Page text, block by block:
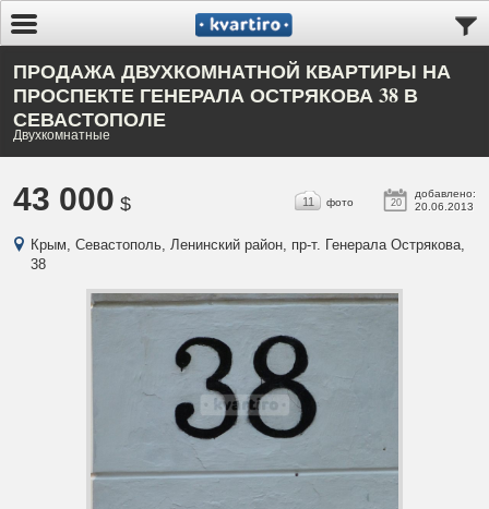
ПРОДАЖА ДВУХКОМНАТНОЙ КВАРТИРЫ НА
ПРОСПЕКТЕ ГЕНЕРАЛА ОСТРЯКОВА 38 В
СЕВАСТОПОЛЕ
Двухкомнатные
43 000 $ 20
добавлено:
20.06.2013
11 фото
Крым, Севастополь, Ленинский район, пр-т. Генерала Острякова,
38